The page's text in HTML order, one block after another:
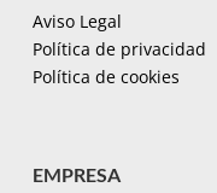
Aviso Legal
Política de privacidad
Política de cookies
EMPRESA